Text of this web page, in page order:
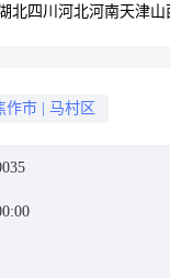
北四川 河北河南天津山
作市 马村区